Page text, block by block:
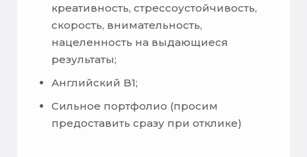
креативность, стрессоустойчивость,
скорость, внимательность,
нацеленность на выдающиеся
результаты;
Английский B1;
Сильное портфолио (просим
предоставить сразу при отклике)